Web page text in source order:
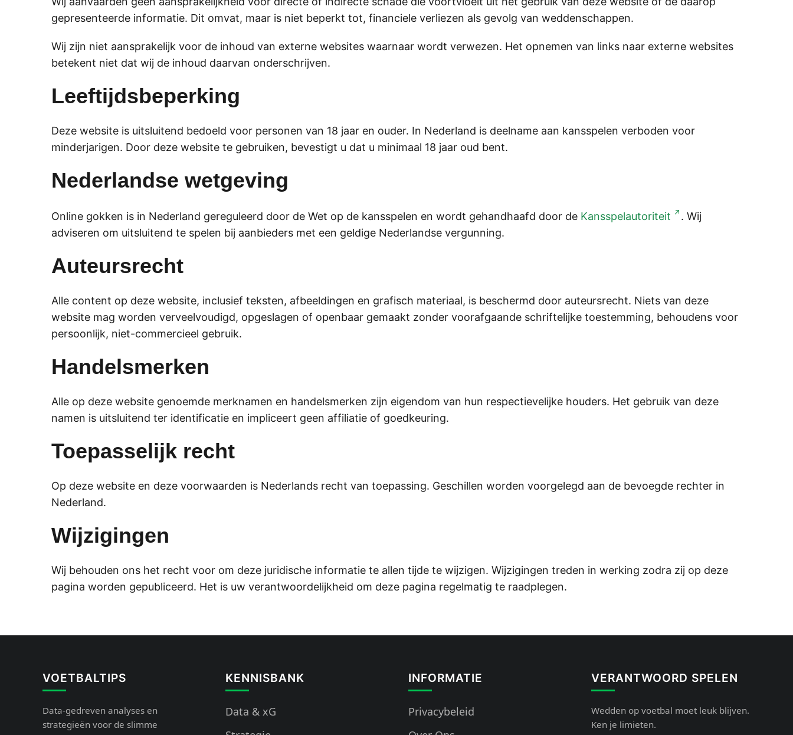
gepresenteerde informatie. Dit omvat, maar is niet beperkt tot, financiele verliezen als gevolg van weddenschappen.
Wij zijn niet aansprakelijk voor de inhoud van externe websites waarnaar wordt verwezen. Het opnemen van links naar externe websites
betekent niet dat wij de inhoud daarvan onderschrijven.
Leeftijdsbeperking
Deze website is uitsluitend bedoeld voor personen van 18 jaar en ouder. In Nederland is deelname aan kansspelen verboden voor
minderjarigen. Door deze website te gebruiken, bevestigt u dat u minimaal 18 jaar oud bent.
Nederlandse wetgeving
Online gokken is in Nederland gereguleerd door de Wet op de kansspelen en wordt gehandhaafd door de Kansspelautoriteit
. Wij
adviseren om uitsluitend te spelen bij aanbieders met een geldige Nederlandse vergunning.
Auteursrecht
Alle content op deze website, inclusief teksten, afbeeldingen en grafisch materiaal, is beschermd door auteursrecht. Niets van deze
website mag worden verveelvoudigd, opgeslagen of openbaar gemaakt zonder voorafgaande schriftelijke toestemming, behoudens voor
persoonlijk, niet-commercieel gebruik.
Handelsmerken
Alle op deze website genoemde merknamen en handelsmerken zijn eigendom van hun respectievelijke houders. Het gebruik van deze
namen is uitsluitend ter identificatie en impliceert geen affiliatie of goedkeuring.
Toepasselijk recht
Op deze website en deze voorwaarden is Nederlands recht van toepassing. Geschillen worden voorgelegd aan de bevoegde rechter in
Nederland.
Wijzigingen
Wij behouden ons het recht voor om deze juridische informatie te allen tijde te wijzigen. Wijzigingen treden in werking zodra zij op deze
pagina worden gepubliceerd. Het is uw verantwoordelijkheid om deze pagina regelmatig te raadplegen.
VOETBALTIPS
Data-gedreven analyses en
strategieën voor de slimme
KENNISBANK
Data & xG
INFORMATIE
Privacybeleid
VERANTWOORD SPELEN
Wedden op voetbal moet leuk blijven.
Ken je limieten.